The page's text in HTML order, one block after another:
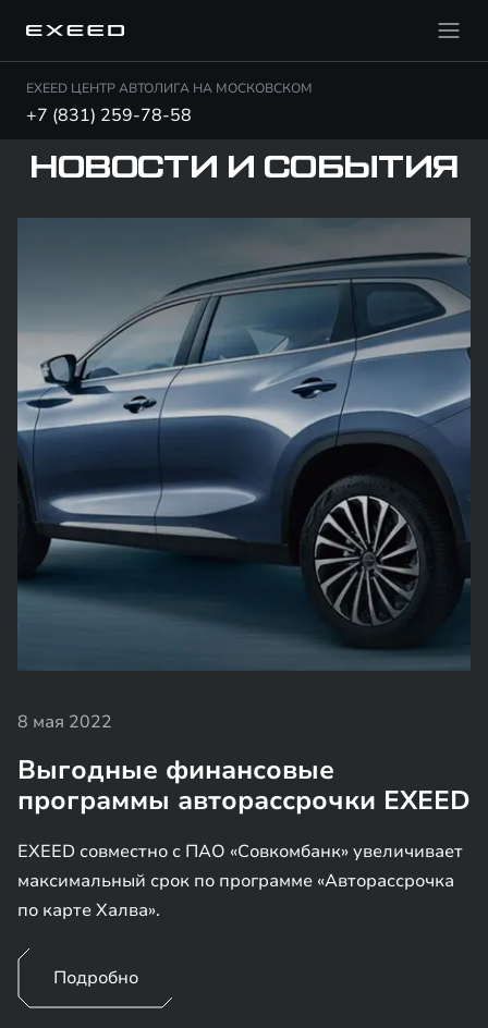
EXEED ЦЕНТР АВТОЛИГА НА МОСКОВСКОМ
+7 (831) 259-78-58
НОВОСТИ И СОБЫТИЯ
8 мая 2022
Выгодные финансовые
программы авторассрочки EXEED
EXEED совместно с ПАО «Совкомбанк» увеличивает
максимальный срок по программе «Авторассрочка
по карте Халва».
Подробно